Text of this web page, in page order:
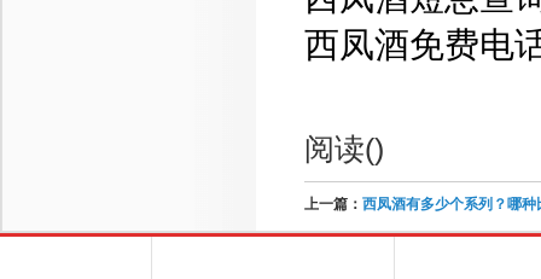
西凤酒免费电
阅读()
上一篇： 西凤酒有多少个系列？哪种